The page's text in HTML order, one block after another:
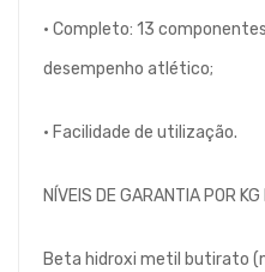
• Completo: 13
desempenho atlético;
• Facilidade de utilização.
NÍVEIS DE GARANTIA POR KG
Beta hidroxi metil butirato